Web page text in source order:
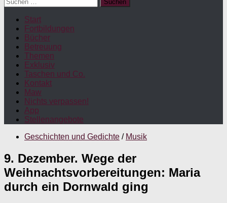
nach:
Start
Fortbildungen
Bücher
Betreuung
Themen
Exklusiv
Taschen und Co.
Kontakt
Maw
Nichts verpassen!
App
Stellenangebote
Geschichten und Gedichte / Musik
9. Dezember. Wege der
Weihnachtsvorbereitungen: Maria
durch ein Dornwald ging